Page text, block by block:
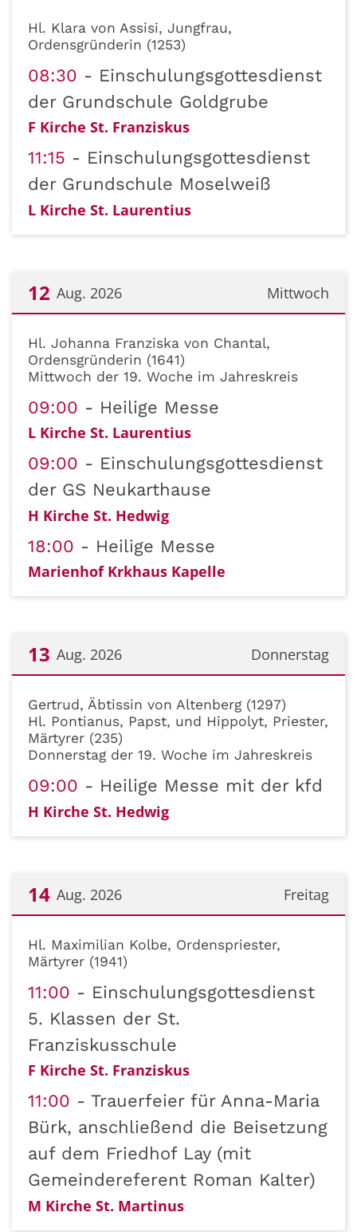
Hl. Klara von Assisi, Jungfrau,
Ordensgründerin (1253)
08:30
Einschulungsgottesdienst
der Grundschule Goldgrube
F Kirche St. Franziskus
11:15
Einschulungsgottesdienst
der Grundschule Moselweiß
L Kirche St. Laurentius
Mittwoch
12 Aug. 2026
Hl. Johanna Franziska von Chantal,
Ordensgründerin (1641)
Mittwoch der 19. Woche im Jahreskreis
09:00 Heilige Messe
L Kirche St. Laurentius
09:00
Einschulungsgottesdienst
der GS Neukarthause
H Kirche St. Hedwig
18:00 Heilige Messe
Marienhof Krkhaus Kapelle
Donnerstag
13 Aug. 2026
Gertrud, Äbtissin von Altenberg (1297)
Hl. Pontianus, Papst, und Hippolyt, Priester,
Märtyrer (235)
Donnerstag der 19. Woche im Jahreskreis
09:00 Heilige Messe mit der kfd
H Kirche St. Hedwig
Freitag
14 Aug. 2026
Hl. Maximilian Kolbe, Ordenspriester,
Märtyrer (1941)
11:00
Einschulungsgottesdienst
5. Klassen der St.
Franziskusschule
F Kirche St. Franziskus
11:00
Trauerfeier für Anna-Maria
Bürk, anschließend die Beisetzung
auf dem Friedhof Lay (mit
Gemeindereferent Roman Kalter)
M Kirche St. Martinus